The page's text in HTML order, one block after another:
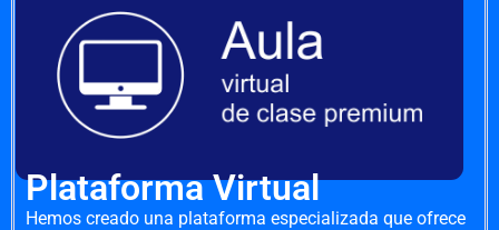
Plataforma Virtual
Hemos creado una plataforma especializada que ofrece